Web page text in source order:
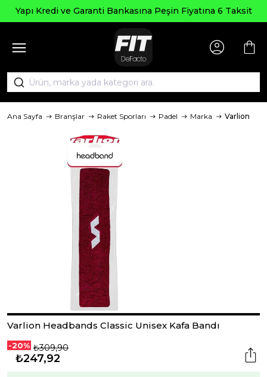
Yapı Kredi ve Garanti Bankasına Peşin Fiyatına 6 Taksit
Ana Sayfa Branşlar Raket Sporları Padel Marka Varlion
Varlion Headbands Classic Unisex Kafa Bandı
-20% ₺309,90
₺247,92